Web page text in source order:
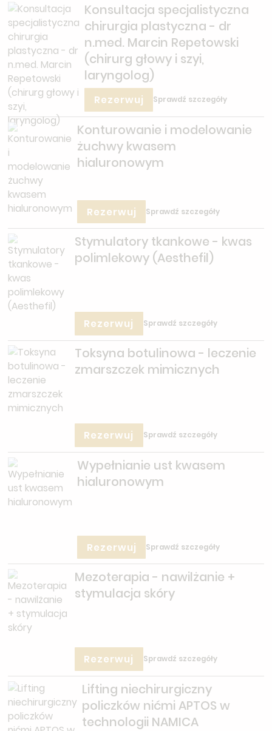
Konsultacja specjalistyczna
chirurgia plastyczna - dr
n.med. Marcin Repetowski
(chirurg głowy i szyi,
laryngolog)
Rezerwuj Sprawdź szczegóły
Konturowanie i modelowanie
żuchwy kwasem
hialuronowym
Rezerwuj Sprawdź szczegóły
Stymulatory tkankowe - kwas
polimlekowy (Aesthefil)
Rezerwuj Sprawdź szczegóły
Toksyna botulinowa - leczenie
zmarszczek mimicznych
Rezerwuj Sprawdź szczegóły
Wypełnianie ust kwasem
hialuronowym
Rezerwuj Sprawdź szczegóły
Mezoterapia - nawilżanie +
stymulacja skóry
Rezerwuj Sprawdź szczegóły
Lifting niechirurgiczny
policzków nićmi APTOS w
technologii NAMICA